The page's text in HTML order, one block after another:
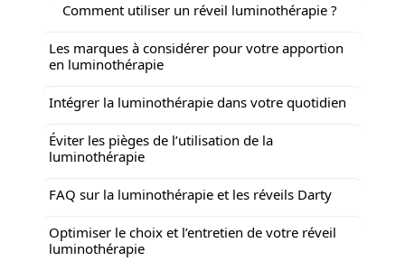
Comment utiliser un réveil luminothérapie ?
Les marques à considérer pour votre apportion
en luminothérapie
Intégrer la luminothérapie dans votre quotidien
Éviter les pièges de l’utilisation de la
luminothérapie
FAQ sur la luminothérapie et les réveils Darty
Optimiser le choix et l’entretien de votre réveil
luminothérapie